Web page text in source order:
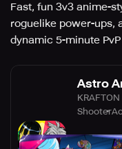
Fast, fun 3v3 anime-
roguelike power-ups,
dynamic 5-minute
Astro
KRAFTON
Shooter